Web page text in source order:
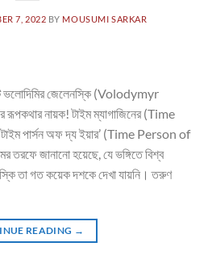
7, 2022 BY MOUSUMI SARKAR
ভলোদিমির জেলেনস্কি (Volodymyr
নায়ক! টাইম ম্যাগাজিনের (Time
পার্সন অফ দ্য ইয়ার’ (Time Person of
জানানো হয়েছে, যে ভঙ্গিতে বিশ্ব
তা গত কয়েক দশকে দেখা যায়নি। তরুণ
READING →